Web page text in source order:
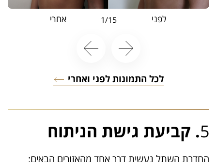
לפני אחרי 1/15
לכל התמונות לפני ואחרי
5. קביעת גישת הניתוח
החדרת השתל נעשית דרך אחד מהאזורים הבאים: